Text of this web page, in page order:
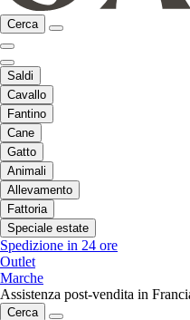
Cerca
Saldi
Cavallo
Fantino
Cane
Gatto
Animali
Allevamento
Fattoria
Speciale estate
Spedizione in 24 ore
Outlet
Marche
Assistenza post-vendita in
Cerca